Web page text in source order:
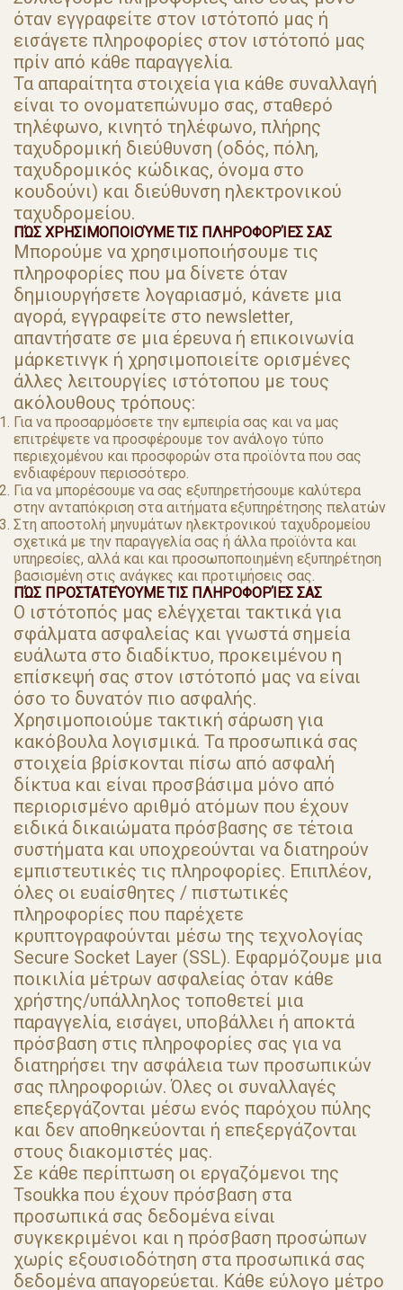
όταν εγγραφείτε στον ιστότοπό μας ή
εισάγετε πληροφορίες στον ιστότοπό μας
πρίν από κάθε παραγγελία.
Τα απαραίτητα στοιχεία για κάθε συναλλαγή
είναι το ονοματεπώνυμο σας, σταθερό
τηλέφωνο, κινητό τηλέφωνο, πλήρης
ταχυδρομική διεύθυνση (οδός, πόλη,
ταχυδρομικός κώδικας, όνομα στο
κουδούνι) και διεύθυνση ηλεκτρονικού
ταχυδρομείου.
ΠΏΣ ΧΡΗΣΙΜΟΠΟΙΟΎΜΕ ΤΙΣ ΠΛΗΡΟΦΟΡΊΕΣ ΣΑΣ
Μπορούμε να χρησιμοποιήσουμε τις
πληροφορίες που μα δίνετε όταν
δημιουργήσετε λογαριασμό, κάνετε μια
αγορά, εγγραφείτε στο newsletter,
απαντήσατε σε μια έρευνα ή επικοινωνία
μάρκετινγκ ή χρησιμοποιείτε ορισμένες
άλλες λειτουργίες ιστότοπου με τους
ακόλουθους τρόπους:
Για να προσαρμόσετε την εμπειρία σας και να μας
επιτρέψετε να προσφέρουμε τον ανάλογο τύπο
περιεχομένου και προσφορών στα προϊόντα που σας
ενδιαφέρουν περισσότερο.
Για να μπορέσουμε να σας εξυπηρετήσουμε καλύτερα
στην ανταπόκριση στα αιτήματα εξυπηρέτησης πελατών
Στη αποστολή μηνυμάτων ηλεκτρονικού ταχυδρομείου
σχετικά με την παραγγελία σας ή άλλα προϊόντα και
υπηρεσίες, αλλά και και προσωποποιημένη εξυπηρέτηση
βασισμένη στις ανάγκες και προτιμήσεις σας.
ΠΏΣ ΠΡΟΣΤΑΤΕΎΟΥΜΕ ΤΙΣ ΠΛΗΡΟΦΟΡΊΕΣ ΣΑΣ
Ο ιστότοπός μας ελέγχεται τακτικά για
σφάλματα ασφαλείας και γνωστά σημεία
ευάλωτα στο διαδίκτυο, προκειμένου η
επίσκεψή σας στον ιστότοπό μας να είναι
όσο το δυνατόν πιο ασφαλής.
Χρησιμοποιούμε τακτική σάρωση για
κακόβουλα λογισμικά. Τα προσωπικά σας
στοιχεία βρίσκονται πίσω από ασφαλή
δίκτυα και είναι προσβάσιμα μόνο από
περιορισμένο αριθμό ατόμων που έχουν
ειδικά δικαιώματα πρόσβασης σε τέτοια
συστήματα και υποχρεούνται να διατηρούν
εμπιστευτικές τις πληροφορίες. Επιπλέον,
όλες οι ευαίσθητες / πιστωτικές
πληροφορίες που παρέχετε
κρυπτογραφούνται μέσω της τεχνολογίας
Secure Socket Layer (SSL). Εφαρμόζουμε μια
ποικιλία μέτρων ασφαλείας όταν κάθε
χρήστης/υπάλληλος τοποθετεί μια
παραγγελία, εισάγει, υποβάλλει ή αποκτά
πρόσβαση στις πληροφορίες σας για να
διατηρήσει την ασφάλεια των προσωπικών
σας πληροφοριών. Όλες οι συναλλαγές
επεξεργάζονται μέσω ενός παρόχου πύλης
και δεν αποθηκεύονται ή επεξεργάζονται
στους διακομιστές μας.
Σε κάθε περίπτωση οι εργαζόμενοι της
Tsoukka που έχουν πρόσβαση στα
προσωπικά σας δεδομένα είναι
συγκεκριμένοι και η πρόσβαση προσώπων
χωρίς εξουσιοδότηση στα προσωπικά σας
δεδομένα απαγορεύεται. Κάθε εύλογο μέτρο